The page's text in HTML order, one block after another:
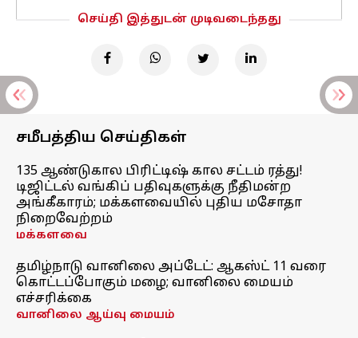
செய்தி இத்துடன் முடிவடைந்தது
சமீபத்திய செய்திகள்
135 ஆண்டுகால பிரிட்டிஷ் கால சட்டம் ரத்து!
டிஜிட்டல் வங்கிப் பதிவுகளுக்கு நீதிமன்ற
அங்கீகாரம்; மக்களவையில் புதிய மசோதா
நிறைவேற்றம்
மக்களவை
தமிழ்நாடு வானிலை அப்டேட்: ஆகஸ்ட் 11 வரை
கொட்டப்போகும் மழை; வானிலை மையம்
எச்சரிக்கை
வானிலை ஆய்வு மையம்